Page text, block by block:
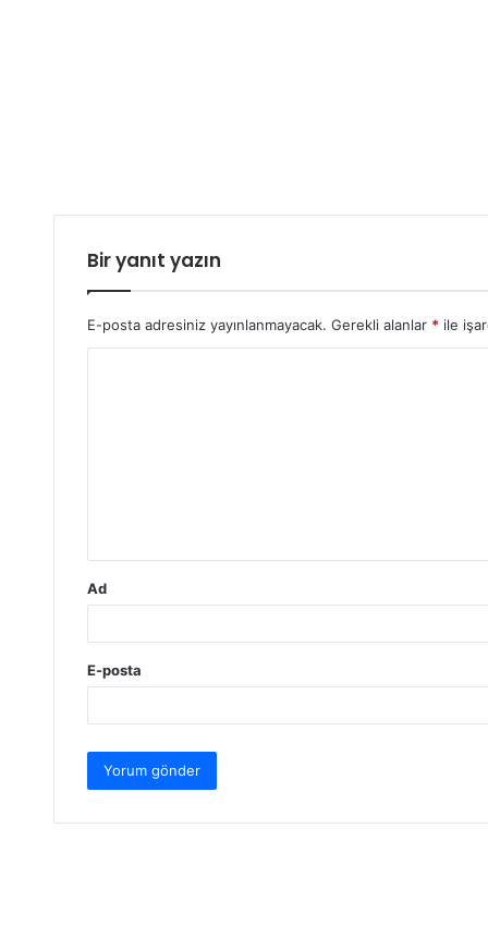
Bir yanıt yazın
E-posta adresiniz yayınlanmayacak. Gerekli alanlar *ile
Ad
E-posta